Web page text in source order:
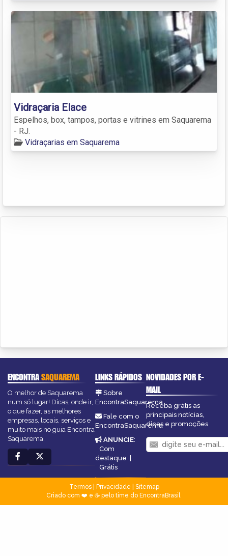
Vidraçaria Elace
Espelhos, box, tampos, portas e vitrines em Saquarema
- RJ.
Vidraçarias em Saquarema
ENCONTRASAQUAREMA
O melhor de Saquarema
num só lugar! Dicas, onde ir,
o que fazer, as melhores
empresas, locais, serviços e
muito mais no guia Encontra
Saquarema.
LINKS RÁPIDOS
Sobre
EncontraSaquarema
Fale com o
EncontraSaquarema
ANUNCIE:
Com
destaque |
Grátis
NOVIDADES POR E-
MAIL
Receba grátis as
principais notícias,
dicas e promoções
Termos| Privacidade
Sitemap
Criado com ❤️ e ☕ pelo time do EncontraBrasil